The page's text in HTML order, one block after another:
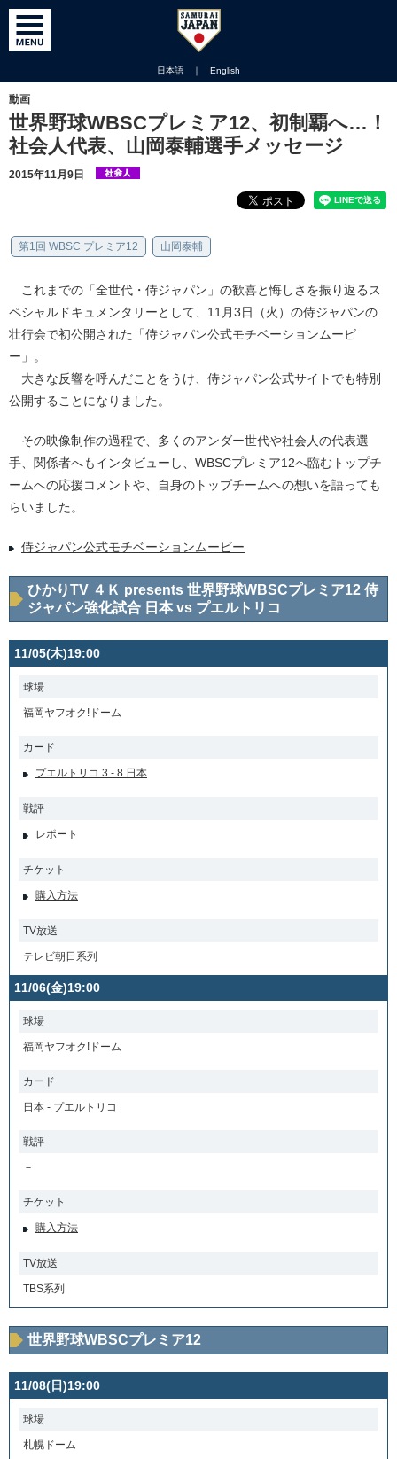
日本語 ｜ English
動画
世界野球WBSCプレミア12、初制覇へ…！
社会人代表、山岡泰輔選手メッセージ
2015年11月9日
第1回 WBSC プレミア12 山岡泰輔
これまでの「全世代・侍ジャパン」の歓喜と悔しさを振り返るス
ペシャルドキュメンタリーとして、11月3日（火）の侍ジャパンの
壮行会で初公開された「侍ジャパン公式モチベーションムービ
ー」。
大きな反響を呼んだことをうけ、侍ジャパン公式サイトでも特別
公開することになりました。
その映像制作の過程で、多くのアンダー世代や社会人の代表選
手、関係者へもインタビューし、WBSCプレミア12へ臨むトップチ
ームへの応援コメントや、自身のトップチームへの想いを語っても
らいました。
侍ジャパン公式モチベーションムービー
ひかりTV ４Ｋ presents 世界野球WBSCプレミア12 侍
ジャパン強化試合 日本 vs プエルトリコ
11/05(木)19:00
球場
福岡ヤフオク!ドーム
カード
プエルトリコ 3 - 8 日本
戦評
レポート
チケット
購入方法
TV放送
テレビ朝日系列
11/06(金)19:00
球場
福岡ヤフオク!ドーム
カード
日本 - プエルトリコ
戦評
－
チケット
購入方法
TV放送
TBS系列
世界野球WBSCプレミア12
11/08(日)19:00
球場
札幌ドーム